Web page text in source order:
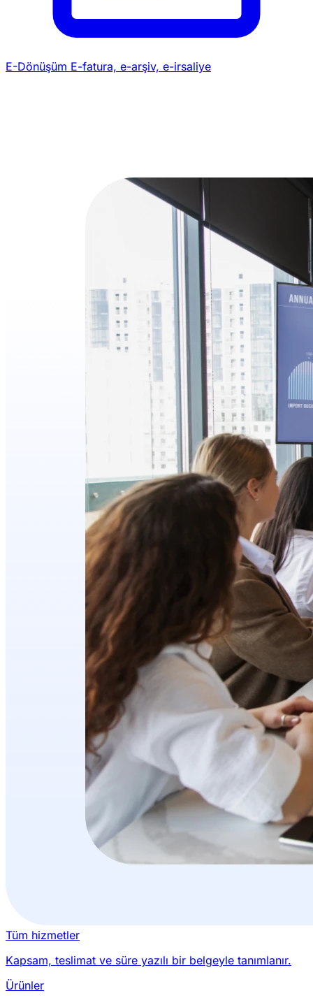
E-Dönüşüm E-fatura, e-arşiv, e-irsaliye
Tüm hizmetler
Kapsam, teslimat ve süre yazılı bir belgeyle tanımlanır.
Ürünler